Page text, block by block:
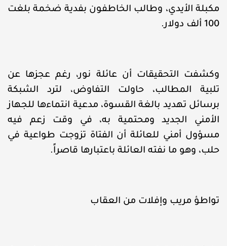
مكبلة الأيدي، وطالب الخاطفون بفدية ضخمة بلغت
100 ألف دولار.
وكشفت التحقيقات أن عائلة نور، رغم عجزها عن
تلبية المطالب، حاولت التفاوض، لترد الشبكة
برسائل تهديد بالغة القسوة، مدعية انتماءها للجهاز
الأمني الجديد ومحتمية به، في وقت زعم فيه
مسؤول أمني للعائلة أن الفتاة تزوجت طواعية في
حلب، وهو ما نفته العائلة باعتبارها قاصراً.
تواطؤ مريب وإفلات من العقاب